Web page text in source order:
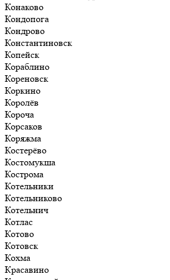
Конаково
Кондопога
Кондрово
Константиновск
Копейск
Кораблино
Кореновск
Коркино
Королёв
Короча
Корсаков
Коряжма
Костерёво
Костомукша
Кострома
Котельники
Котельниково
Котельнич
Котлас
Котово
Котовск
Кохма
Красавино